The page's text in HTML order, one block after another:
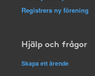
Registrera ny förening
Hjälp och frågor
Skapa ett ärende